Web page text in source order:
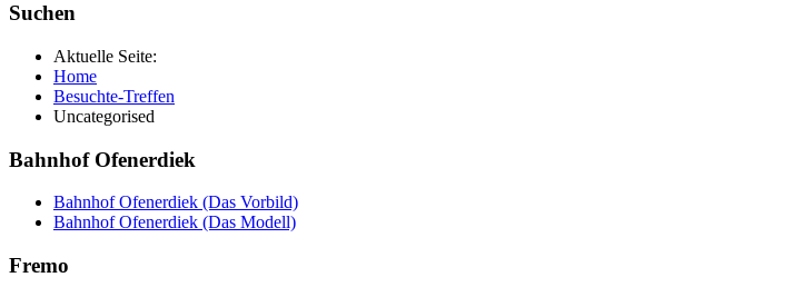
Suchen
Aktuelle Seite:
Home
Besuchte-Treffen
Uncategorised
Bahnhof Ofenerdiek
Bahnhof Ofenerdiek (Das Vorbild)
Bahnhof Ofenerdiek (Das Modell)
Fremo